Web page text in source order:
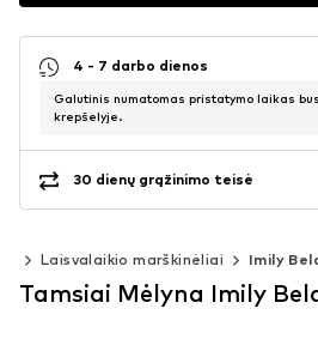
4 - 7 darbo dienos
Galutinis numatomas pristatymo laikas
krepšelyje.
30 dienų grąžinimo teisė
Laisvalaikio marškinėliai Imily
Tamsiai Mėlyna Imily